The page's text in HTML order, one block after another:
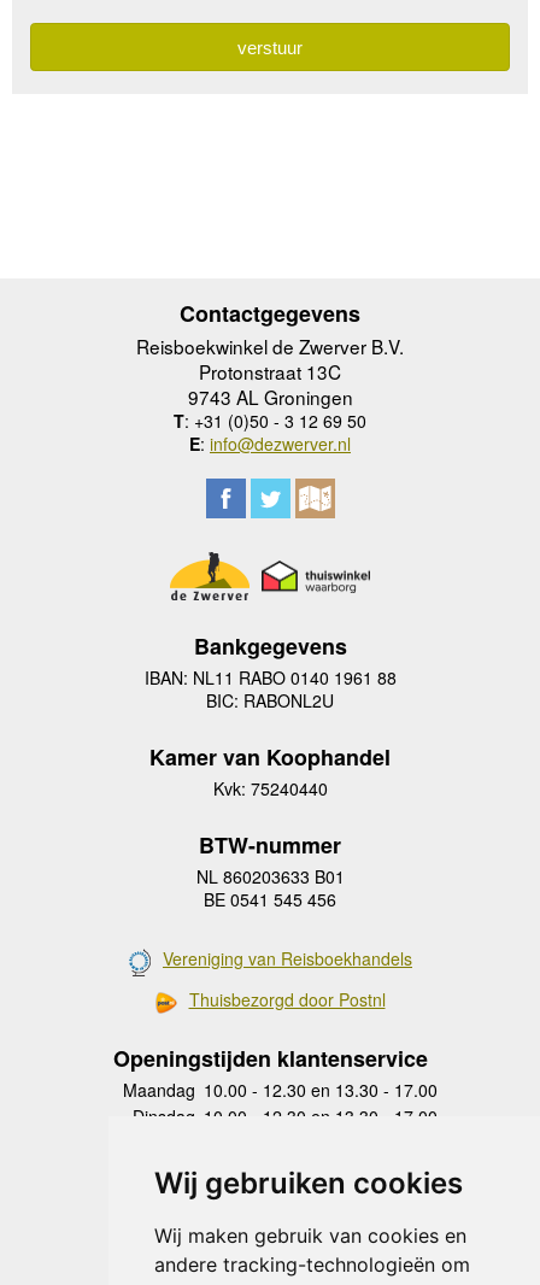
Wij gebruiken cookies
Wij maken gebruik van cookies en
andere tracking-technologieën om
Contactgegevens
Reisboekwinkel de Zwerver B.V.
Protonstraat 13C
9743 AL Groningen
T: +31 (0)50 - 3 12 69 50
E: info@dezwerver.nl
Bankgegevens
IBAN: NL11 RABO 0140 1961 88
BIC: RABONL2U
Kamer van Koophandel
Kvk: 75240440
BTW-nummer
NL 860203633 B01
BE 0541 545 456
Vereniging van Reisboekhandels
Thuisbezorgd door Postnl
Openingstijden klantenservice
Maandag 10.00 - 12.30 en 13.30 - 17.00
Dinsdag 10.00 - 12.30 en 13.30 - 17.00
Donderdag
10.00 - 12.30 en 13.30 - 17.00
Vrijdag 10.00 - 12.30 en 13.30 - 17.00
Zaterdag
gesloten
Zondag gesloten